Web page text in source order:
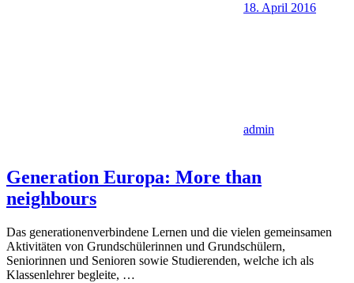
18. April 2016
admin
Generation Europa: More than
neighbours
Das generationenverbindene Lernen und die vielen gemeinsamen
Aktivitäten von Grundschülerinnen und Grundschülern,
Seniorinnen und Senioren sowie Studierenden, welche ich als
Klassenlehrer begleite, …